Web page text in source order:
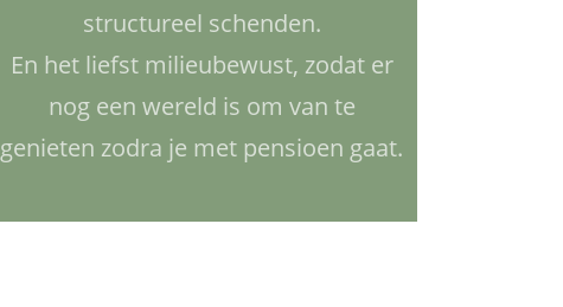
structureel schenden.
En het liefst milieubewust, zodat er
nog een wereld is om van te
genieten zodra je met pensioen gaat.